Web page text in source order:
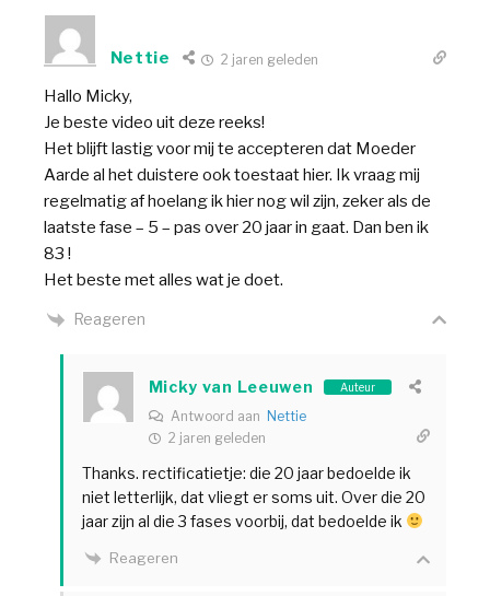
Nettie 2 jaren geleden
Hallo Micky,
Je beste video uit deze reeks!
Het blijft lastig voor mij te accepteren dat Moeder
Aarde al het duistere ook toestaat hier. Ik vraag mij
regelmatig af hoelang ik hier nog wil zijn, zeker als de
laatste fase – 5 – pas over 20 jaar in gaat. Dan ben ik
83 !
Het beste met alles wat je doet.
Reageren
Micky van Leeuwen Auteur
Antwoord aan Nettie
2 jaren geleden
Thanks. rectificatietje: die 20 jaar bedoelde ik
niet letterlijk, dat vliegt er soms uit. Over die 20
jaar zijn al die 3 fases voorbij, dat bedoelde ik
Reageren